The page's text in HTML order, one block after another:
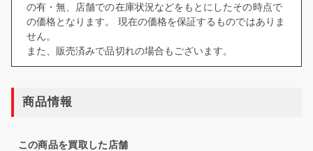
の有・無、店舗での在庫状況などをもとにしたその時点で
の価格となります。 現在の価格を保証するものではありま
せん。
また、販売済みで品切れの場合もございます。
商品情報
この商品を買取した店舗